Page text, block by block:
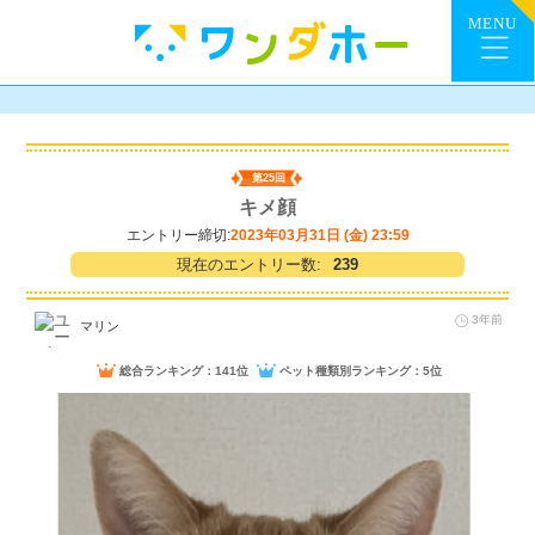
第25回
キメ顔
エントリー締切:2023年03月31日 (金) 23:59
現在のエントリー数: 239
マリン 3年前
総合ランキング：141位 ペット種類別ランキング：5位